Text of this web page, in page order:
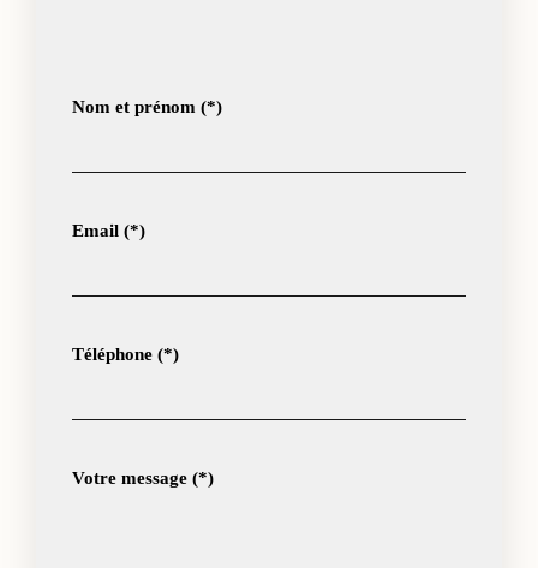
Nom et prénom (*)
Email (*)
Téléphone (*)
Votre message (*)